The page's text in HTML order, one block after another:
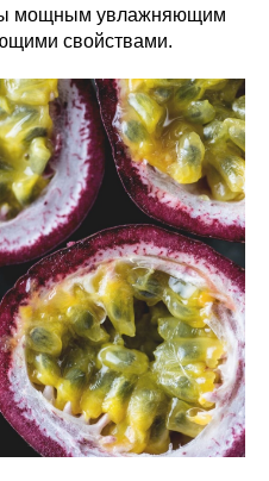
мощным увлажняющим
свойствами.